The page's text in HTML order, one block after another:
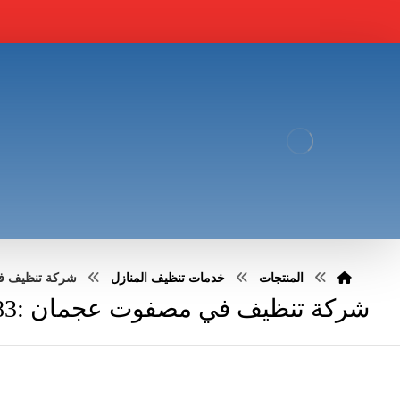
المنتجات خدمات تنظيف المنازل شركة تنظيف في
شركة تنظيف في مصفوت عجمان :0551030483